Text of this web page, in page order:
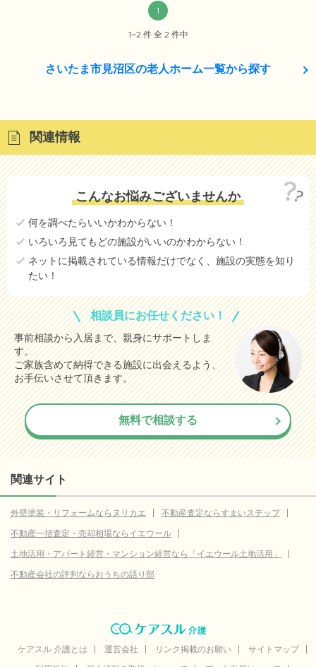
1
1~2 件 全 2 件中
さいたま市見沼区の老人ホーム一覧から探す
関連情報
こんなお悩みございませんか
何を調べたらいいかわからない！
いろいろ見てもどの施設がいいのかわからない！
ネットに掲載されている情報だけでなく、施設の実態を知り
たい！
相談員にお任せください！
事前相談から入居まで、親身にサポートしま
す。
ご家族含めて納得できる施設に出会えるよう、
お手伝いさせて頂きます。
無料で相談する
関連サイト
外壁塗装・リフォームならヌリカエ
不動産査定ならすまいステップ
不動産一括査定・売却相場ならイエウール
土地活用・アパート経営・マンション経営なら「イエウール土地活用」
不動産会社の評判ならおうちの語り部
ケアスル 介護とは 運営会社 リンク掲載のお願い
サイトマップ